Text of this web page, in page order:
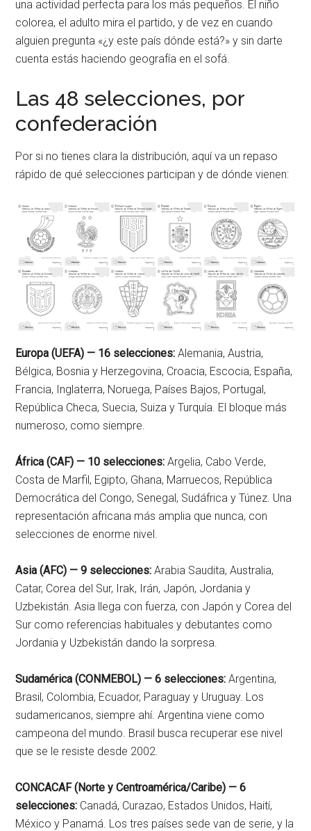
una actividad perfecta para los más pequeños. El niño
colorea, el adulto mira el partido, y de vez en cuando
alguien pregunta «¿y este país dónde está?» y sin darte
cuenta estás haciendo geografía en el sofá.
Las 48 selecciones, por
confederación
Por si no tienes clara la distribución, aquí va un repaso
rápido de qué selecciones participan y de dónde vienen:
Europa (UEFA) — 16 selecciones: Alemania, Austria,
Bélgica, Bosnia y Herzegovina, Croacia, Escocia, España,
Francia, Inglaterra, Noruega, Países Bajos, Portugal,
República Checa, Suecia, Suiza y Turquía. El bloque más
numeroso, como siempre.
África (CAF) — 10 selecciones: Argelia, Cabo Verde,
Costa de Marfil, Egipto, Ghana, Marruecos, República
Democrática del Congo, Senegal, Sudáfrica y Túnez. Una
representación africana más amplia que nunca, con
selecciones de enorme nivel.
Asia (AFC) — 9 selecciones: Arabia Saudita, Australia,
Catar, Corea del Sur, Irak, Irán, Japón, Jordania y
Uzbekistán. Asia llega con fuerza, con Japón y Corea del
Sur como referencias habituales y debutantes como
Jordania y Uzbekistán dando la sorpresa.
Sudamérica (CONMEBOL) — 6 selecciones: Argentina,
Brasil, Colombia, Ecuador, Paraguay y Uruguay. Los
sudamericanos, siempre ahí. Argentina viene como
campeona del mundo. Brasil busca recuperar ese nivel
que se le resiste desde 2002.
CONCACAF (Norte y Centroamérica/Caribe) — 6
selecciones: Canadá, Curazao, Estados Unidos, Haití,
México y Panamá. Los tres países sede van de serie, y la